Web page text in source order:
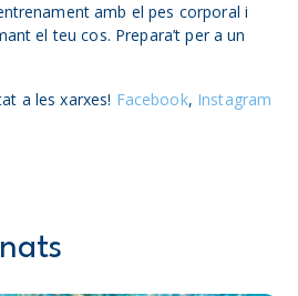
amb el pes corporal i
el teu cos. Prepara’t per a un
a les xarxes! Facebook, Instagram